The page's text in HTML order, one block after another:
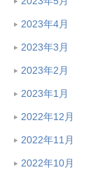
2023年4月
2023年3月
2023年2月
2023年1月
2022年12月
2022年11月
2022年10月